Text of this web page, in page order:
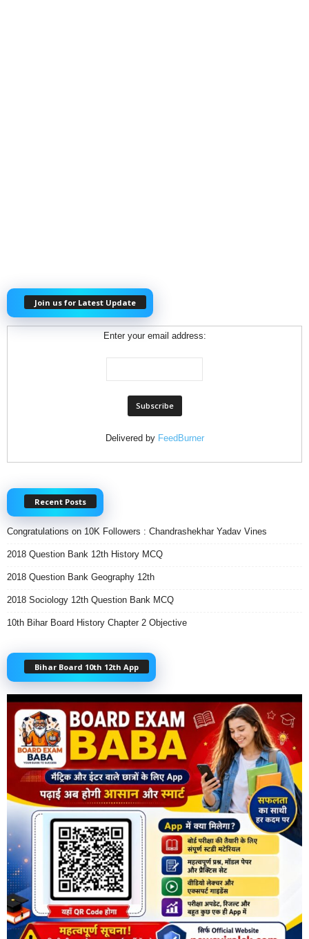
Join us for Latest Update
Enter your email address:
Delivered by FeedBurner
Recent Posts
Congratulations on 10K Followers : Chandrashekhar Yadav Vines
2018 Question Bank 12th History MCQ
2018 Question Bank Geography 12th
2018 Sociology 12th Question Bank MCQ
10th Bihar Board History Chapter 2 Objective
Bihar Board 10th 12th App